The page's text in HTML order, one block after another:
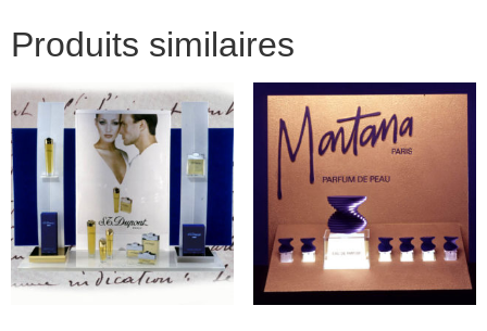
Produits similaires